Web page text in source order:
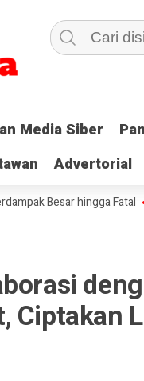
Media Siber
Advertorial
Media Siber
Advertorial
hingga Fatal
Ciptakan